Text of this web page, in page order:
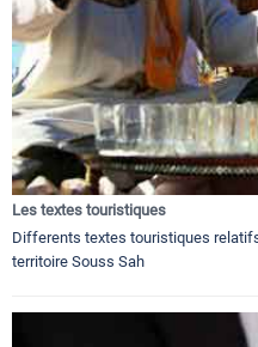
Les textes touristiques
Differents textes touristiques
territoire Souss Sah